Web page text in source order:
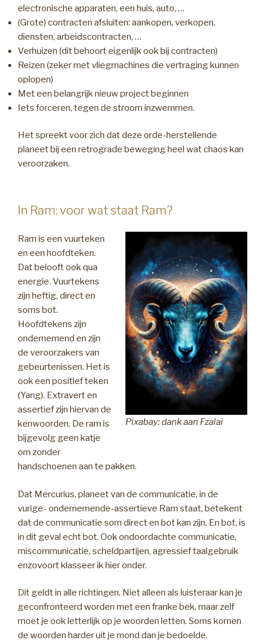
electronische apparaten, een huis, auto, …
(Grote) contracten afsluiten: aankopen, verkopen,
diensten, arbeidscontracten, …
Verhuizen (dit behoort eigenlijk ook bij contracten)
Reizen (zeker met vliegmachines die vertraging kunnen
oplopen)
Met een belangrijk nieuw project beginnen
Iets forceren, tegen de stroom inzwemmen.
Het spreekt voor zich dat deze orde-herstellende
planeet bij een retrograde beweging heel wat chaos kan
veroorzaken.
In Ram: voor wat staat Ram?
Pixabay: dank aan Fzalai
Ram is een vuurteken
en een hoofdteken.
Dat belooft ook qua
energie. Vuurtekens
zijn heftig, direct en
soms bot.
Hoofdtekens zijn
ondernemend en zijn
de veroorzakers van
gebeurtenissen. Het is
ook een positief teken
(Yang). Extravert en
assertief zijn hiervan de
kenwoorden. De ram is
bijgevolg geen katje
om zonder
handschoenen aan te pakken.
Dat Mercurius, planeet van de communicatie, in de
vurige- ondernemende-assertieve Ram staat, betekent
dat de communicatie som direct en bot kan zijn. En bot, is
in dit geval echt bot. Ook ondoordachte communicatie,
miscommunicatie, scheldpartijen, agressief taalgebruik
enzovoort klasseer ik hier onder.
Dit geldt in alle richtingen. Niet alleen als luisteraar kan je
geconfronteerd worden met een franke bek, maar zelf
moet je ook letterlijk op je woorden letten. Soms komen
de woorden harder uit je mond dan je bedoelde.